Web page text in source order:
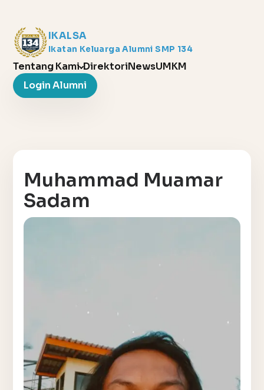
IKALSA
Ikatan Keluarga Alumni SMP 134
Tentang Kami DirektoriNewsUMKM
Login Alumni
Muhammad Muamar
Sadam